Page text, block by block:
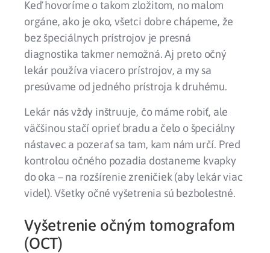
Keď hovoríme o takom zložitom, no malom
orgáne, ako je oko, všetci dobre chápeme, že
bez špeciálnych prístrojov je presná
diagnostika takmer nemožná. Aj preto očný
lekár používa viacero prístrojov, a my sa
presúvame od jedného prístroja k druhému.
Lekár nás vždy inštruuje, čo máme robiť, ale
väčšinou stačí oprieť bradu a čelo o špeciálny
nástavec a pozerať sa tam, kam nám určí. Pred
kontrolou očného pozadia dostaneme kvapky
do oka – na rozšírenie zreničiek (aby lekár viac
videl). Všetky očné vyšetrenia sú bezbolestné.
Vyšetrenie očným tomografom
(OCT)